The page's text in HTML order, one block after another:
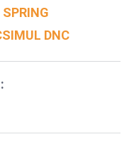
SPRING
DNC